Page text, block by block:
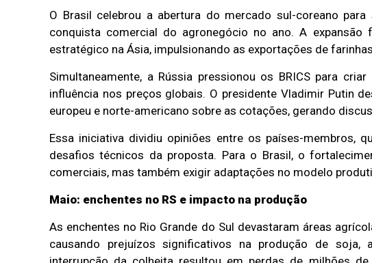
O Brasil celebrou a abertura do mercado sul-coreano
conquista comercial do agronegócio no ano. A
estratégico na Ásia, impulsionando as exportações de
Simultaneamente, a Rússia pressionou os BRICS para
influência nos preços globais. O presidente Vladimir Putin
europeu e norte-americano sobre as cotações, gerando
Essa iniciativa dividiu opiniões entre os países-membros,
desafios técnicos da proposta. Para o Brasil, o
comerciais, mas também exigir adaptações no modelo
Maio: enchentes no RS e impacto na produção
As enchentes no Rio Grande do Sul devastaram áreas
causando prejuízos significativos na produção de soja,